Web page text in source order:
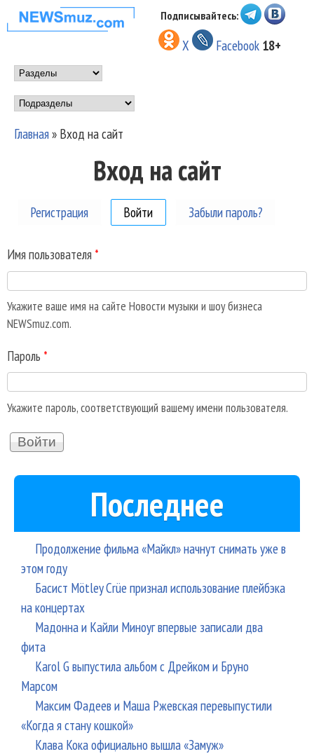
Перейти к основному
содержанию
НОВОСТИ
МУЗЫКИ И
ШОУ БИЗНЕСА
NEWSMUZ.COM
Подписывайтесь:
X Facebook 18+
Main menu
Подразделы
Вы здесь
Главная» Вход на сайт
Вход на сайт
Регистрация Войти (активная вкладка)
Забыли пароль?
Имя пользователя *
Укажите ваше имя на сайте Новости музыки и шоу бизнеса
NEWSmuz.com.
Пароль *
Укажите пароль, соответствующий вашему имени пользователя.
Последнее
Продолжение фильма «Майкл» начнут снимать уже в
этом году
Басист Mötley Crüe признал использование плейбэка
на концертах
Мадонна и Кайли Миноуг впервые записали два
фита
Karol G выпустила альбом с Дрейком и Бруно
Марсом
Максим Фадеев и Маша Ржевская перевыпустили
«Когда я стану кошкой»
Клава Кока официально вышла «Замуж»